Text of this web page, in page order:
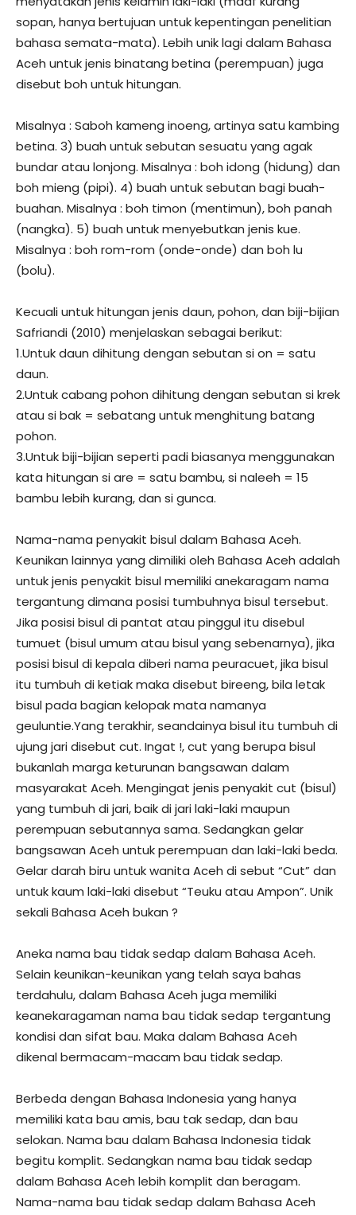
sopan, hanya bertujuan untuk kepentingan penelitian
bahasa semata-mata). Lebih unik lagi dalam Bahasa
Aceh untuk jenis binatang betina (perempuan) juga
disebut boh untuk hitungan.
Misalnya : Saboh kameng inoeng, artinya satu kambing
betina. 3) buah untuk sebutan sesuatu yang agak
bundar atau lonjong. Misalnya : boh idong (hidung) dan
boh mieng (pipi). 4) buah untuk sebutan bagi buah-
buahan. Misalnya : boh timon (mentimun), boh panah
(nangka). 5) buah untuk menyebutkan jenis kue.
Misalnya : boh rom-rom (onde-onde) dan boh lu
(bolu).
Kecuali untuk hitungan jenis daun, pohon, dan biji-bijian
Safriandi (2010) menjelaskan sebagai berikut:
1.Untuk daun dihitung dengan sebutan si on = satu
daun.
2.Untuk cabang pohon dihitung dengan sebutan si krek
atau si bak = sebatang untuk menghitung batang
pohon.
3.Untuk biji-bijian seperti padi biasanya menggunakan
kata hitungan si are = satu bambu, si naleeh = 15
bambu lebih kurang, dan si gunca.
Nama-nama penyakit bisul dalam Bahasa Aceh.
Keunikan lainnya yang dimiliki oleh Bahasa Aceh adalah
untuk jenis penyakit bisul memiliki anekaragam nama
tergantung dimana posisi tumbuhnya bisul tersebut.
Jika posisi bisul di pantat atau pinggul itu disebul
tumuet (bisul umum atau bisul yang sebenarnya), jika
posisi bisul di kepala diberi nama peuracuet, jika bisul
itu tumbuh di ketiak maka disebut bireeng, bila letak
bisul pada bagian kelopak mata namanya
geuluntie.Yang terakhir, seandainya bisul itu tumbuh di
ujung jari disebut cut. Ingat !, cut yang berupa bisul
bukanlah marga keturunan bangsawan dalam
masyarakat Aceh. Mengingat jenis penyakit cut (bisul)
yang tumbuh di jari, baik di jari laki-laki maupun
perempuan sebutannya sama. Sedangkan gelar
bangsawan Aceh untuk perempuan dan laki-laki beda.
Gelar darah biru untuk wanita Aceh di sebut “Cut” dan
untuk kaum laki-laki disebut “Teuku atau Ampon”. Unik
sekali Bahasa Aceh bukan ?
Aneka nama bau tidak sedap dalam Bahasa Aceh.
Selain keunikan-keunikan yang telah saya bahas
terdahulu, dalam Bahasa Aceh juga memiliki
keanekaragaman nama bau tidak sedap tergantung
kondisi dan sifat bau. Maka dalam Bahasa Aceh
dikenal bermacam-macam bau tidak sedap.
Berbeda dengan Bahasa Indonesia yang hanya
memiliki kata bau amis, bau tak sedap, dan bau
selokan. Nama bau dalam Bahasa Indonesia tidak
begitu komplit. Sedangkan nama bau tidak sedap
dalam Bahasa Aceh lebih komplit dan beragam.
Nama-nama bau tidak sedap dalam Bahasa Aceh